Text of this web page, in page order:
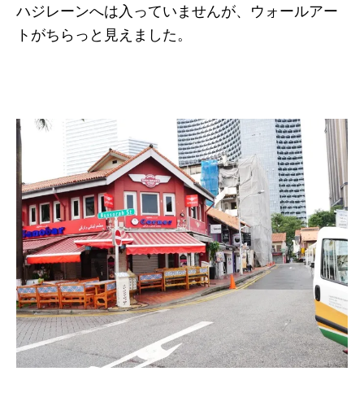
ハジレーンへは入っていませんが、ウォールアー
トがちらっと見えました。